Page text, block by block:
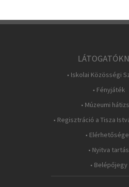
• Iskolai Közösségi
• Fényjáték
• Múzeumi
• Regisztráció a Tisza
•
• Nyitva tartás
• Belépőjegy